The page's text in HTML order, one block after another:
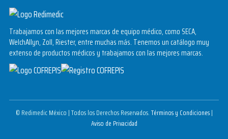
Trabajamos con las mejores marcas de equipo médico, como SECA,
WelchAllyn, Zoll, Riester, entre muchas más. Tenemos un catálogo muy
extenso de productos médicos y trabajamos con las mejores marcas.
© Redimedic México | Todos los Derechos Reservados.Términos y Condiciones|
Aviso de Privacidad